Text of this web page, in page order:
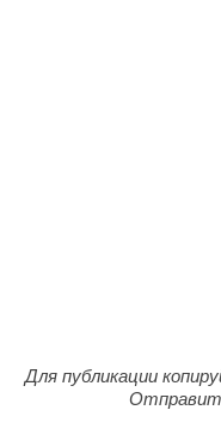
Для публикации